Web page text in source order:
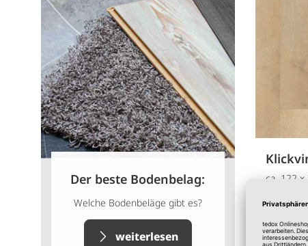
Der beste Bodenbelag:
Welche Bodenbeläge gibt es?
weiterlesen
ca. 122 x